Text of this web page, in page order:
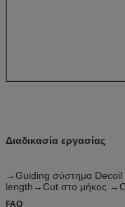
Διαδικασία εργασίας
→Guiding σύστημα
length→Cut στο μήκος
FAQ